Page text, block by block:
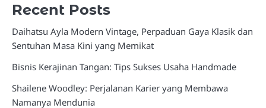
Recent Posts
Daihatsu Ayla Modern Vintage, Perpaduan Gaya Klasik dan
Sentuhan Masa Kini yang Memikat
Bisnis Kerajinan Tangan: Tips Sukses Usaha Handmade
Shailene Woodley: Perjalanan Karier yang Membawa
Namanya Mendunia